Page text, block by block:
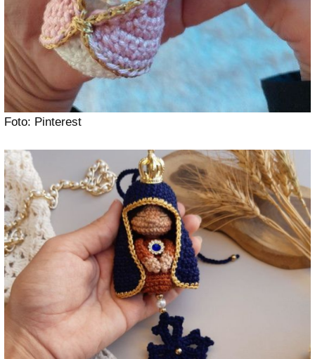
Foto: Pinterest